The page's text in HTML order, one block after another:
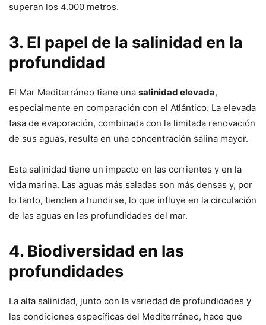
superan los 4.000 metros.
3. El papel de la salinidad en la
profundidad
El Mar Mediterráneo tiene una salinidad elevada,
especialmente en comparación con el Atlántico. La elevada
tasa de evaporación, combinada con la limitada renovación
de sus aguas, resulta en una concentración salina mayor.
Esta salinidad tiene un impacto en las corrientes y en la
vida marina. Las aguas más saladas son más densas y, por
lo tanto, tienden a hundirse, lo que influye en la circulación
de las aguas en las profundidades del mar.
4. Biodiversidad en las
profundidades
La alta salinidad, junto con la variedad de profundidades y
las condiciones específicas del Mediterráneo, hace que